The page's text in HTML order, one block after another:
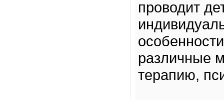
проводит
различные
терапию,